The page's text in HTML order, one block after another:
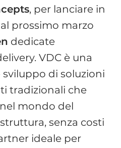
, per lanciare in
prossimo marzo
dedicate
VDC è una
di soluzioni
tradizionali che
mondo del
senza costi
ideale per